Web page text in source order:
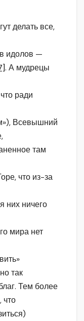
делать все,
идолов —
. А мудрецы
ради
Всевышний
там
что из-за
них ничего
мира нет
так
Тем более
что